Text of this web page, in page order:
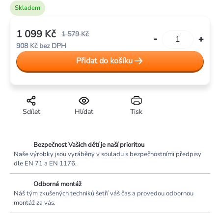
Skladem
Tisk
Hlídat
Sdílet
1 579 Kč
1 099 Kč
908 Kč bez DPH
Měrná
cena:
Přidat do košíku
Bezpečnost Vašich dětí je naší prioritou
Naše výrobky jsou vyráběny v souladu s bezpečnostními předpisy
dle EN 71 a EN 1176.
Odborná montáž
Náš tým zkušených techniků šetří váš čas a provedou odbornou
montáž za vás.